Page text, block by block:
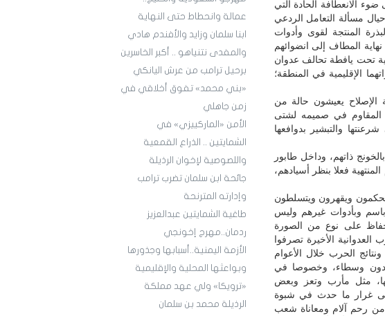
عمالة وانحطاط حتى النهاية
ابنا سلمان وزايد والأفندم هادي
والمفدى نتنياهو .. أكبر الخاسرين
برحيل ترامب من عرش اليانكي
«بني محمد» تفوق أخلاقي في
زمن جاهلي
الأمن «الماركييزي» في
الشمايتين .. الذراع القمعية
واللصوصية لإخوان الرذيلة
جائحة ابن سلمان تضرب ترامب
وإدارته المترنحة
طاغية الشمايتين عبدالعزيز
ردمان..مهرج إخونجي
الأزمة اليمنية..أسبابها وجذورها
وبواعثها المحلية والإقليمية
«ترويكا» ولي عهد مملكة
الرذيلة محمد بن سلمان
ضوء الانعطافة الحادة التي
مسألة التعامل الردعي
المنتجة لقوى وأدوات
المطاف إلى انضوائهم
تحت يافطة تحالف عدوان
الإقليمية في المنطقة؛
الإصلاح يعيشون حالة من
المقاوم في صميمه لشتى
والتبشير بدوافعها
ذاتهم، وداخل طابور
فعلا بنظر أسيادهم،
يحكمون ويقهرون ويتسلطون
وبأدوات غيرهم وليس
على نوع من الصورة
الأخيرة تصرفوا
الحرب خلال الأعوام
أي دون وسطاء، وخصوصا في
مثل مأرب وتعز وبعض
غرار ما حدث في شبوة
من رحم آلام ومعاناة شعب